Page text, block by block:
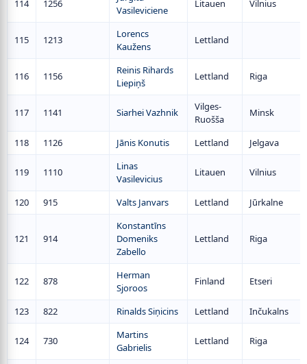
114 1256
Vasileviciene
Litauen Vilnius
115 1213
Lorencs
Kaužens
Lettland
116 1156
Reinis Rihards
Liepiņš
Lettland Riga
117 1141 Siarhei Vazhnik
Vilges-
Ruošša
Minsk
118 1126 Jānis Konutis Lettland Jelgava
119 1110
Linas
Vasilevicius
Litauen Vilnius
120 915 Valts Janvars Lettland Jūrkalne
121 914
Konstantīns
Domeniks
Zabello
Lettland Riga
122 878
Herman
Sjoroos
Finland Etseri
123 822 Rinalds Siņicins Lettland Inčukalns
124 730
Martins
Gabrielis
Lettland Riga